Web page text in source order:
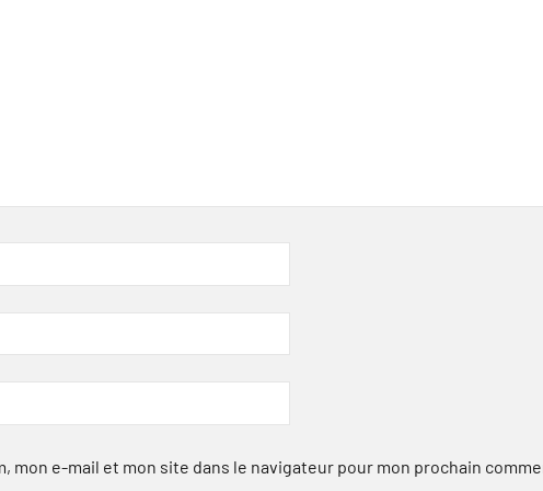
mon e-mail et mon site dans le navigateur pour mon prochain